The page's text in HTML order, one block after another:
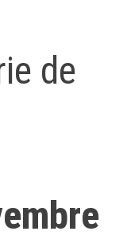
de